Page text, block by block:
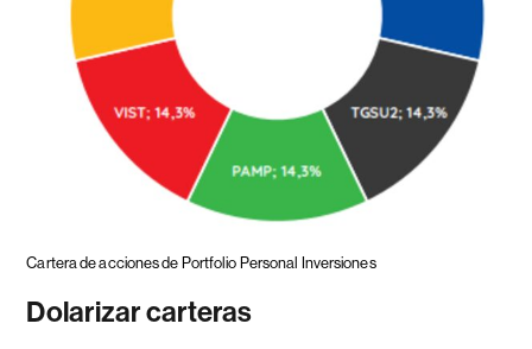
Cartera de acciones de Portfolio Personal Inversiones
Dolarizar carteras